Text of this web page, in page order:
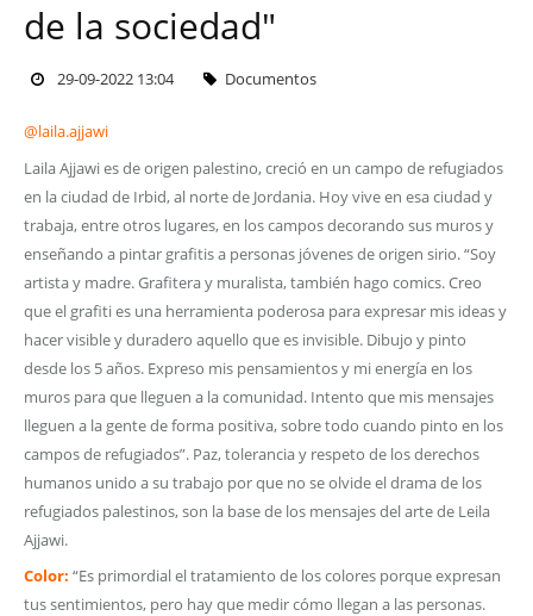
de la sociedad"
29-09-2022 13:04 Documentos
@laila.ajjawi
Laila Ajjawi es de origen palestino, creció en un campo de refugiados
en la ciudad de Irbid, al norte de Jordania. Hoy vive en esa ciudad y
trabaja, entre otros lugares, en los campos decorando sus muros y
enseñando a pintar grafitis a personas jóvenes de origen sirio. “Soy
artista y madre. Grafitera y muralista, también hago comics. Creo
que el grafiti es una herramienta poderosa para expresar mis ideas y
hacer visible y duradero aquello que es invisible. Dibujo y pinto
desde los 5 años. Expreso mis pensamientos y mi energía en los
muros para que lleguen a la comunidad. Intento que mis mensajes
lleguen a la gente de forma positiva, sobre todo cuando pinto en los
campos de refugiados”. Paz, tolerancia y respeto de los derechos
humanos unido a su trabajo por que no se olvide el drama de los
refugiados palestinos, son la base de los mensajes del arte de Leila
Ajjawi.
Color: “Es primordial el tratamiento de los colores porque expresan
tus sentimientos, pero hay que medir cómo llegan a las personas.